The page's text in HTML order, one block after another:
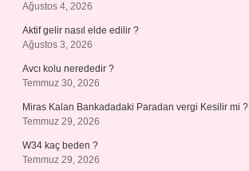
Ağustos 4, 2026
Aktif gelir nasıl elde edilir ?
Ağustos 3, 2026
Avcı kolu nerededir ?
Temmuz 30, 2026
Miras Kalan Bankadadaki Paradan vergi Kesilir mi ?
Temmuz 29, 2026
W34 kaç beden ?
Temmuz 29, 2026